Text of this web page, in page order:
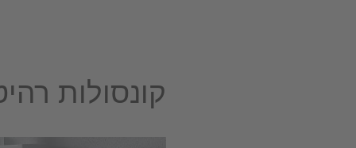
קונסולות